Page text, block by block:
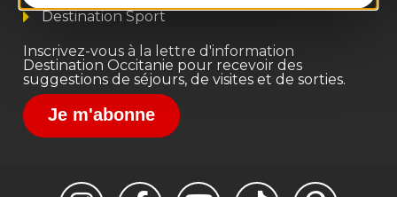
Destination Sport
Inscrivez-vous à la lettre d'information
Destination Occitanie pour recevoir des
suggestions de séjours, de visites et de sorties.
Je m'abonne